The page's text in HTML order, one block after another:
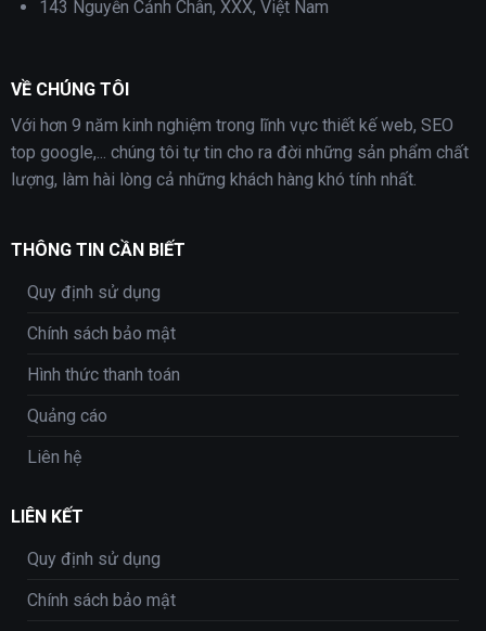
143 Nguyễn Cảnh Chân, XXX, Việt Nam
VỀ CHÚNG TÔI
Với hơn 9 năm kinh nghiệm trong lĩnh vực thiết kế web, SEO
top google,... chúng tôi tự tin cho ra đời những sản phẩm chất
lượng, làm hài lòng cả những khách hàng khó tính nhất.
THÔNG TIN CẦN BIẾT
Quy định sử dụng
Chính sách bảo mật
Hình thức thanh toán
Quảng cáo
Liên hệ
LIÊN KẾT
Quy định sử dụng
Chính sách bảo mật